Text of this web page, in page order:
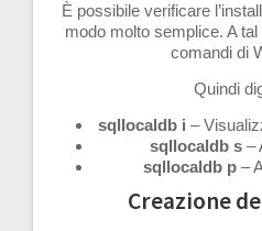
È possibile verificare
modo molto semplice. A
comandi di
Quindi
sqllocaldb i –
sqllocaldb s–
sqllocaldb p–
Creazione